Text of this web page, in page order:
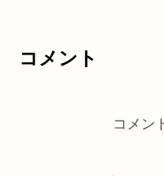
コメント
コメン